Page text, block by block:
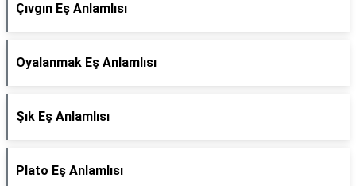
Çıvgın Eş Anlamlısı
Oyalanmak Eş Anlamlısı
Şık Eş Anlamlısı
Plato Eş Anlamlısı